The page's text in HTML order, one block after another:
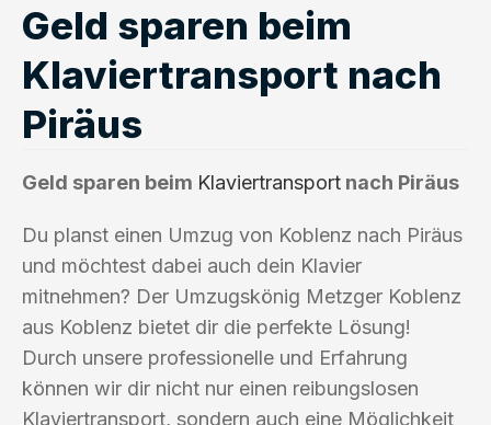
Geld sparen beim
Klaviertransport nach
Piräus
Geld sparen beim Klaviertransport nach Piräus
Du planst einen Umzug von Koblenz nach Piräus
und möchtest dabei auch dein Klavier
mitnehmen? Der Umzugskönig Metzger Koblenz
aus Koblenz bietet dir die perfekte Lösung!
Durch unsere professionelle und Erfahrung
können wir dir nicht nur einen reibungslosen
Klaviertransport, sondern auch eine Möglichkeit